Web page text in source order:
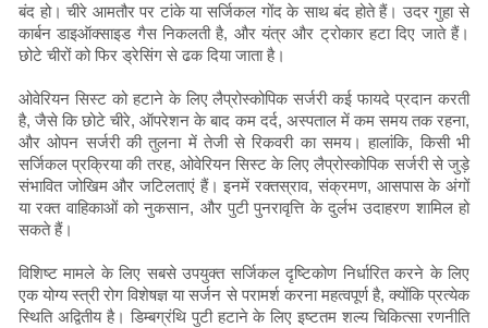
बंद हो। चीरे आमतौर पर टांके या सर्जिकल गोंद के साथ बंद होते हैं। उदर गुहा से
कार्बन डाइऑक्साइड गैस निकलती है, और यंत्र और ट्रोकार हटा दिए जाते हैं।
छोटे चीरों को फिर ड्रेसिंग से ढक दिया जाता है।
ओवेरियन सिस्ट को हटाने के लिए लैप्रोस्कोपिक सर्जरी कई फायदे प्रदान करती
है, जैसे कि छोटे चीरे, ऑपरेशन के बाद कम दर्द, अस्पताल में कम समय तक रहना,
और ओपन सर्जरी की तुलना में तेजी से रिकवरी का समय। हालांकि, किसी भी
सर्जिकल प्रक्रिया की तरह, ओवेरियन सिस्ट के लिए लैप्रोस्कोपिक सर्जरी से जुड़े
संभावित जोखिम और जटिलताएं हैं। इनमें रक्तस्राव, संक्रमण, आसपास के अंगों
या रक्त वाहिकाओं को नुकसान, और पुटी पुनरावृत्ति के दुर्लभ उदाहरण शामिल हो
सकते हैं।
विशिष्ट मामले के लिए सबसे उपयुक्त सर्जिकल दृष्टिकोण निर्धारित करने के लिए
एक योग्य स्त्री रोग विशेषज्ञ या सर्जन से परामर्श करना महत्वपूर्ण है, क्योंकि प्रत्येक
स्थिति अद्वितीय है। डिम्बग्रंथि पुटी हटाने के लिए इष्टतम शल्य चिकित्सा रणनीति